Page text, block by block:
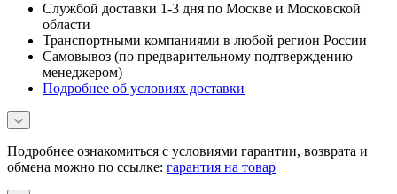
Службой доставки 1-3 дня по Москве и Московской
области
Транспортными компаниями в любой регион России
Самовывоз (по предварительному подтверждению
менеджером)
Подробнее об условиях доставки
Подробнее ознакомиться с условиями гарантии, возврата и
обмена можно по ссылке: гарантия на товар